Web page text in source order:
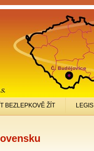
BEZLEPKOVĚ ŽÍT